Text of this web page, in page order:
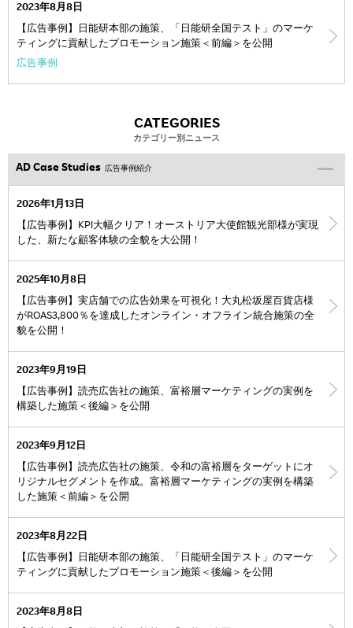
2023年8月8日
【広告事例】日能研本部の施策、「日能研全国テスト」のマーケ
ティングに貢献したプロモーション施策＜前編＞を公開
広告事例
CATEGORIES
カテゴリー別ニュース
AD Case Studies 広告事例紹介
2026年1月13日
【広告事例】KPI大幅クリア！オーストリア大使館観光部様が実現
した、新たな顧客体験の全貌を大公開！
2025年10月8日
【広告事例】実店舗での広告効果を可視化！大丸松坂屋百貨店様
がROAS3,800％を達成したオンライン・オフライン統合施策の全
貌を公開！
2023年9月19日
【広告事例】読売広告社の施策、富裕層マーケティングの実例を
構築した施策＜後編＞を公開
2023年9月12日
【広告事例】読売広告社の施策、令和の富裕層をターゲットにオ
リジナルセグメントを作成。富裕層マーケティングの実例を構築
した施策＜前編＞を公開
2023年8月22日
【広告事例】日能研本部の施策、「日能研全国テスト」のマーケ
ティングに貢献したプロモーション施策＜後編＞を公開
2023年8月8日